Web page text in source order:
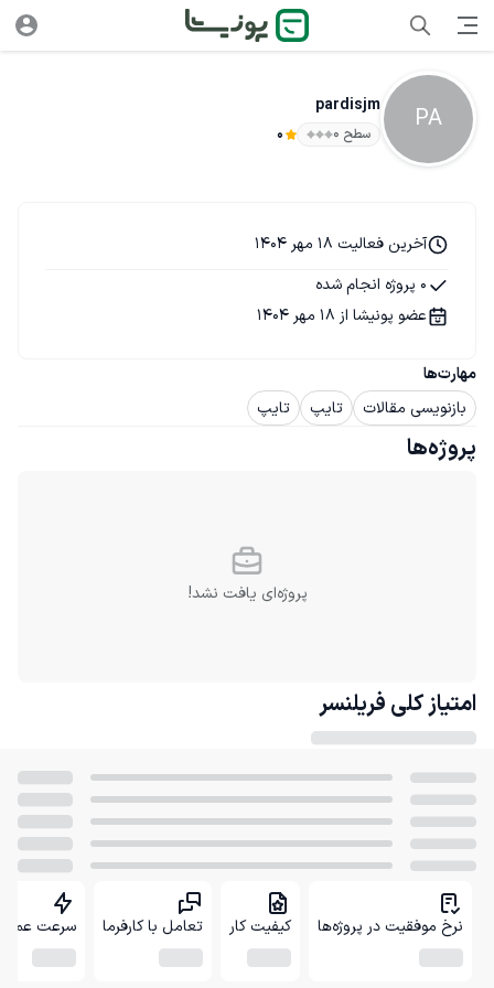
PA
pardisjm
سطح ۰ 0
مهارت‌ها
بازنویسی مقالات
تایپ تایپ
آخرین فعالیت 18 مهر 1404
0 پروژه انجام شده
عضو پونیشا از 18 مهر 1404
پروژه‌ها
پروژه‌ای یافت نشد!
امتیاز کلی فریلنسر
نرخ موفقیت در پروژه‌ها کیفیت کار تعامل با کارفرما سرعت عمل